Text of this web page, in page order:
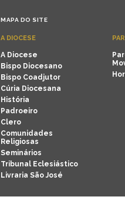
MAPA DO SITE
A DIOCESE
A Diocese
Bispo Diocesano
Bispo Coadjutor
Cúria Diocesana
História
Padroeiro
Clero
Comunidades
Religiosas
Seminários
Tribunal Eclesiástico
Livraria São José